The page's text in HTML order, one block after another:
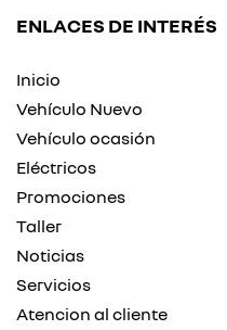
ENLACES DE INTERÉS
Inicio
Vehículo Nuevo
Vehículo ocasión
Eléctricos
Promociones
Taller
Noticias
Servicios
Atencion al cliente